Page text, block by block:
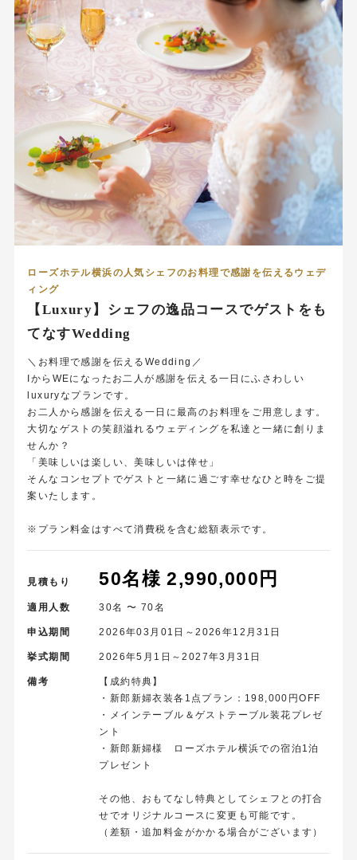
ローズホテル横浜の人気シェフのお料理で感謝を伝えるウェデ
ィング
【Luxury】シェフの逸品コースでゲストをも
てなすWedding
＼お料理で感謝を伝えるWedding／
IからWEになったお⼆⼈が感謝を伝える⼀⽇にふさわしい
luxuryなプランです。
お⼆⼈から感謝を伝える⼀⽇に最⾼のお料理をご⽤意します。
⼤切なゲストの笑顔溢れるウェディングを私達と一緒に創りま
せんか？
「美味しいは楽しい、美味しいは倖せ」
そんなコンセプトでゲストと一緒に過ごす幸せなひと時をご提
案いたします。
※プラン料金はすべて消費税を含む総額表示です。
見積もり 50名様 2,990,000円
適用人数 30名 〜 70名
申込期間 2026年03月01日～2026年12月31日
挙式期間 2026年5月1日～2027年3月31日
備考
【成約特典】
・新郎新婦衣装各1点プラン：198,000円OFF
・メインテーブル＆ゲストテーブル装花プレゼ
ント
・新郎新婦様 ローズホテル横浜での宿泊1泊
プレゼント
その他、おもてなし特典としてシェフとの打合
せでオリジナルコースに変更も可能です。
（差額・追加料金がかかる場合がございます）